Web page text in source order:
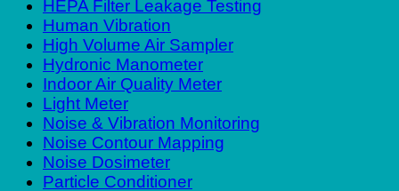
HEPA Filter Leakage Testing
Human Vibration
High Volume Air Sampler
Hydronic Manometer
Indoor Air Quality Meter
Light Meter
Noise & Vibration Monitoring
Noise Contour Mapping
Noise Dosimeter
Particle Conditioner